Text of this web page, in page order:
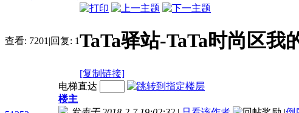
查看: 7201 |回复: 1TaTa驿站-TaTa时尚区我
[复制链接]
电梯直达
楼主